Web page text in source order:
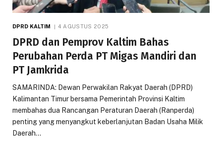
DPRD KALTIM 4 AGUSTUS 2025
DPRD dan Pemprov Kaltim Bahas
Perubahan Perda PT Migas Mandiri dan
PT Jamkrida
SAMARINDA: Dewan Perwakilan Rakyat Daerah (DPRD)
Kalimantan Timur bersama Pemerintah Provinsi Kaltim
membahas dua Rancangan Peraturan Daerah (Ranperda)
penting yang menyangkut keberlanjutan Badan Usaha Milik
Daerah…